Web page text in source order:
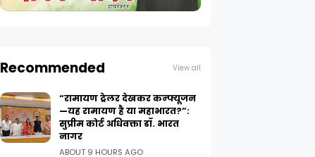
Recommended View all
“रामायण ट्रेलर देखकर कन्फ्यूजन
—यह रामायण है या महाभारत?”:
सुप्रीम कोर्ट अधिवक्ता डॉ. भारत
नागर
ABOUT 9 HOURS AGO